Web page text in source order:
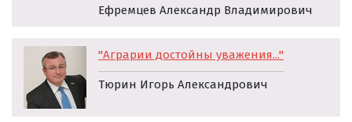
Ефремцев Александр Владимирович
"Аграрии достойны уважения..."
Тюрин Игорь Александрович